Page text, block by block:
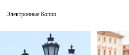
Электронные Копии